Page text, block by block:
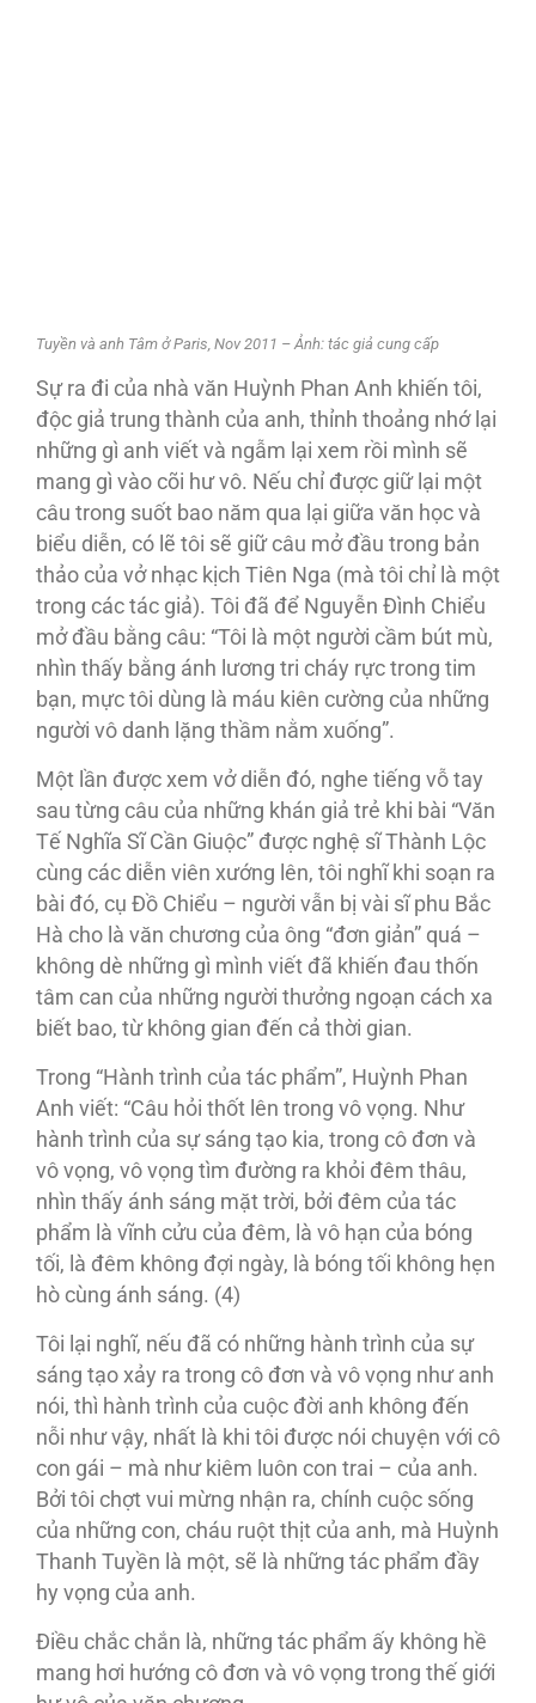
Tuyền và anh Tâm ở Paris, Nov 2011 – Ảnh: tác giả cung cấp
Sự ra đi của nhà văn Huỳnh Phan Anh khiến tôi,
độc giả trung thành của anh, thỉnh thoảng nhớ lại
những gì anh viết và ngẫm lại xem rồi mình sẽ
mang gì vào cõi hư vô. Nếu chỉ được giữ lại một
câu trong suốt bao năm qua lại giữa văn học và
biểu diễn, có lẽ tôi sẽ giữ câu mở đầu trong bản
thảo của vở nhạc kịch Tiên Nga (mà tôi chỉ là một
trong các tác giả). Tôi đã để Nguyễn Ðình Chiểu
mở đầu bằng câu: “Tôi là một người cầm bút mù,
nhìn thấy bằng ánh lương tri cháy rực trong tim
bạn, mực tôi dùng là máu kiên cường của những
người vô danh lặng thầm nằm xuống”.
Một lần được xem vở diễn đó, nghe tiếng vỗ tay
sau từng câu của những khán giả trẻ khi bài “Văn
Tế Nghĩa Sĩ Cần Giuộc” được nghệ sĩ Thành Lộc
cùng các diễn viên xướng lên, tôi nghĩ khi soạn ra
bài đó, cụ Ðồ Chiểu – người vẫn bị vài sĩ phu Bắc
Hà cho là văn chương của ông “đơn giản” quá –
không dè những gì mình viết đã khiến đau thốn
tâm can của những người thưởng ngoạn cách xa
biết bao, từ không gian đến cả thời gian.
Trong “Hành trình của tác phẩm”, Huỳnh Phan
Anh viết: “Câu hỏi thốt lên trong vô vọng. Như
hành trình của sự sáng tạo kia, trong cô đơn và
vô vọng, vô vọng tìm đường ra khỏi đêm thâu,
nhìn thấy ánh sáng mặt trời, bởi đêm của tác
phẩm là vĩnh cửu của đêm, là vô hạn của bóng
tối, là đêm không đợi ngày, là bóng tối không hẹn
hò cùng ánh sáng. (4)
Tôi lại nghĩ, nếu đã có những hành trình của sự
sáng tạo xảy ra trong cô đơn và vô vọng như anh
nói, thì hành trình của cuộc đời anh không đến
nỗi như vậy, nhất là khi tôi được nói chuyện với cô
con gái – mà như kiêm luôn con trai – của anh.
Bởi tôi chợt vui mừng nhận ra, chính cuộc sống
của những con, cháu ruột thịt của anh, mà Huỳnh
Thanh Tuyền là một, sẽ là những tác phẩm đầy
hy vọng của anh.
Ðiều chắc chắn là, những tác phẩm ấy không hề
mang hơi hướng cô đơn và vô vọng trong thế giới